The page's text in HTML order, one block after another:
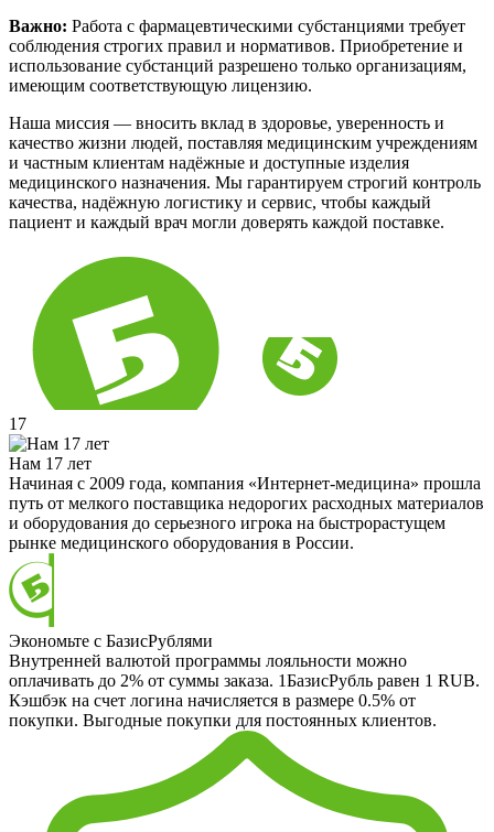
Важно: Работа с фармацевтическими субстанциями требует
соблюдения строгих правил и нормативов. Приобретение и
использование субстанций разрешено только организациям,
имеющим соответствующую лицензию.
Наша миссия — вносить вклад в здоровье, уверенность и
качество жизни людей, поставляя медицинским учреждениям
и частным клиентам надёжные и доступные изделия
медицинского назначения. Мы гарантируем строгий контроль
качества, надёжную логистику и сервис, чтобы каждый
пациент и каждый врач могли доверять каждой поставке.
17
Нам 17 лет
Начиная с 2009 года, компания «Интернет-медицина» прошла
путь от мелкого поставщика недорогих расходных материалов
и оборудования до серьезного игрока на быстрорастущем
рынке медицинского оборудования в России.
Экономьте с БазисРублями
Внутренней валютой программы лояльности можно
оплачивать до 2% от суммы заказа. 1БазисРубль равен 1 RUB.
Кэшбэк на счет логина начисляется в размере 0.5% от
покупки. Выгодные покупки для постоянных клиентов.